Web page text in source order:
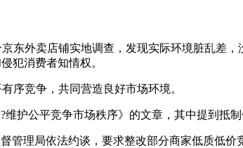
外卖店铺实地调查，发现实际环境脏乱差，
犯消费者知情权。
竞争，共同营造良好市场环境。
公平竞争市场秩序》的文章，其中提到抵制
理局依法约谈，要求整改部分商家低质低价